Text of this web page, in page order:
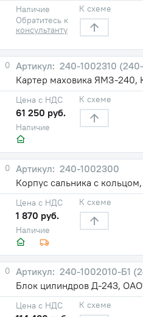
Наличие
Обратитесь к
консультанту
К схеме
0
240-1002310
Картер маховика ЯМЗ-240,
Наличие
Цена с НДС
61 250 руб.
К схеме
0
240-1002300
Корпус сальника с
Наличие
Цена с НДС
1 870 руб.
К схеме
0
240-1002010-Б1
Блок цилиндров Д-243,
Цена с НДС К схеме